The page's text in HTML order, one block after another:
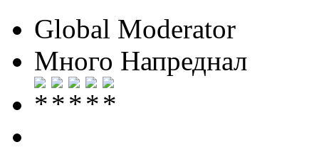
Global Moderator
Много Напреднал